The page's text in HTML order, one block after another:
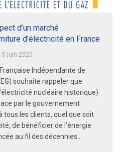
d’un marché
d’électricité en France
5 juin 2020
Indépendante de
souhaite rappeler que
nucléaire historique)
par le gouvernement
les clients, quel que soit
de bénéficier de l’énergie
au fil des décennies…